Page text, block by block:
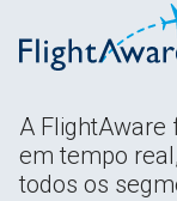
A FlightAware
em tempo
todos os